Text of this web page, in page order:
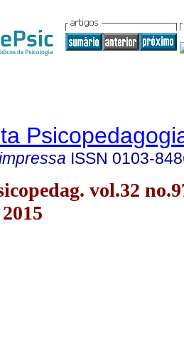
ISSN 0103-
vol.32